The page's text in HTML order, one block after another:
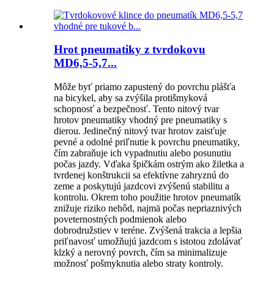
Hrot pneumatiky z tvrdokovu
MD6,5-5,7...
Môže byť priamo zapustený do povrchu plášťa
na bicykel, aby sa zvýšila protišmyková
schopnosť a bezpečnosť. Tento nitový tvar
hrotov pneumatiky vhodný pre pneumatiky s
dierou. Jedinečný nitový tvar hrotov zaisťuje
pevné a odolné priľnutie k povrchu pneumatiky,
čím zabraňuje ich vypadnutiu alebo posunutiu
počas jazdy. Vďaka špičkám ostrým ako žiletka a
tvrdenej konštrukcii sa efektívne zahryznú do
zeme a poskytujú jazdcovi zvýšenú stabilitu a
kontrolu. Okrem toho použitie hrotov pneumatík
znižuje riziko nehôd, najmä počas nepriaznivých
poveternostných podmienok alebo
dobrodružstiev v teréne. Zvýšená trakcia a lepšia
priľnavosť umožňujú jazdcom s istotou zdolávať
klzký a nerovný povrch, čím sa minimalizuje
možnosť pošmyknutia alebo straty kontroly.